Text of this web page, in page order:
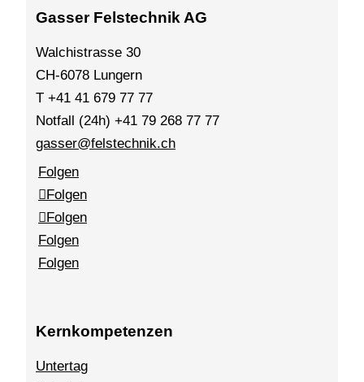
Gasser Felstechnik AG
Walchistrasse 30
CH-6078 Lungern
T +41 41 679 77 77
Notfall (24h) +41 79 268 77 77
gasser@felstechnik.ch
Folgen
Folgen
Folgen
Folgen
Folgen
Kernkompetenzen
Untertag